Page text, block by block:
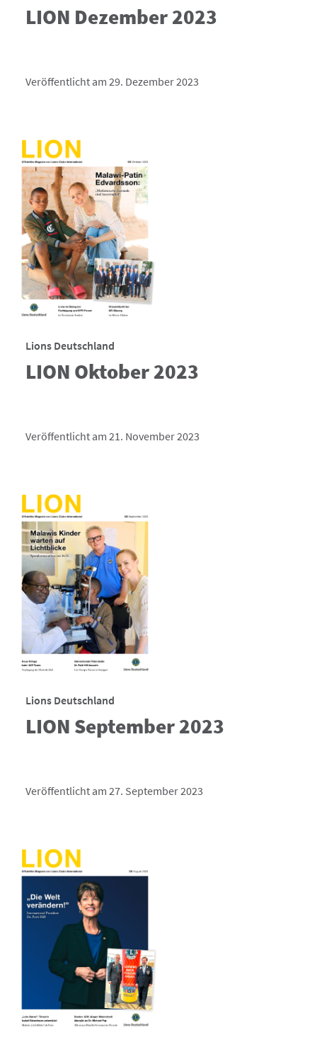
LION Dezember 2023
Veröffentlicht am 29. Dezember 2023
Lions Deutschland
LION Oktober 2023
Veröffentlicht am 21. November 2023
Lions Deutschland
LION September 2023
Veröffentlicht am 27. September 2023